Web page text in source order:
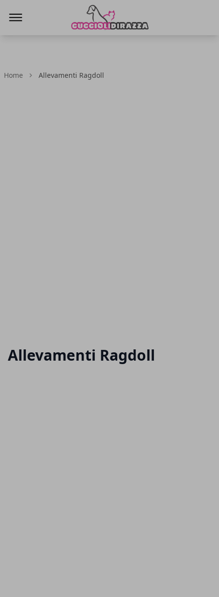
Home Allevamenti Ragdoll
Allevamenti Ragdoll